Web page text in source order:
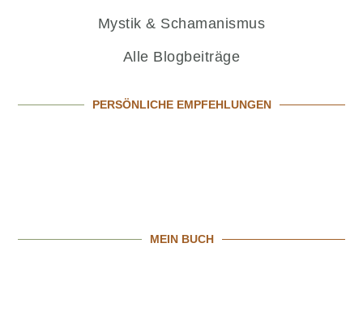
Mystik & Schamanismus
Alle Blogbeiträge
PERSÖNLICHE EMPFEHLUNGEN
MEIN BUCH